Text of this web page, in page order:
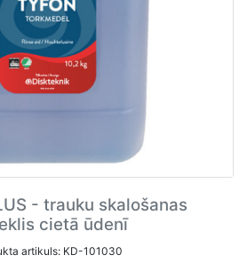
- trauku skalošanas
cietā ūdenī
artikuls: KD-101030